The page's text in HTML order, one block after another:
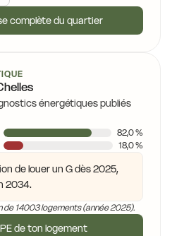
complète du quartier
énergétiques publiés
82,0 %
18,0 %
de louer un G dès 2025,
2034.
de 14003 logements (année 2025).
de ton logement